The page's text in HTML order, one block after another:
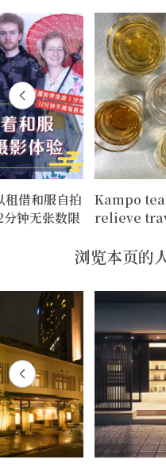
租借和服自拍
钟无张数限
Kampo
relieve
浏览本页的